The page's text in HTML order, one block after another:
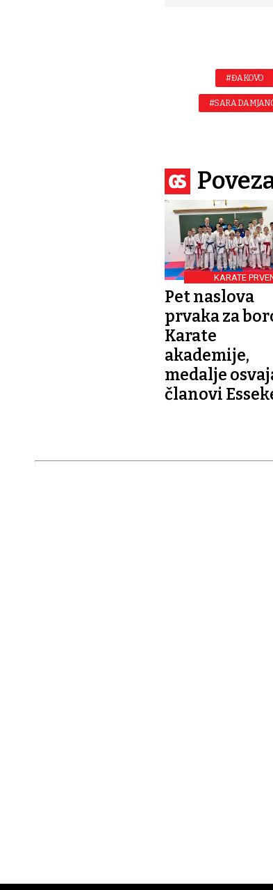
#ĐAKOVO
#SARA
KARATE
Pet naslova
prvaka za
Karate
akademije,
medalje
članovi